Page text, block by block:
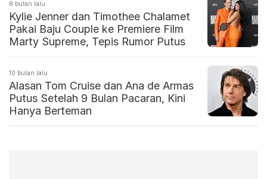
8 bulan lalu
Kylie Jenner dan Timothee Chalamet
Pakai Baju Couple ke Premiere Film
Marty Supreme, Tepis Rumor Putus
10 bulan lalu
Alasan Tom Cruise dan Ana de Armas
Putus Setelah 9 Bulan Pacaran, Kini
Hanya Berteman